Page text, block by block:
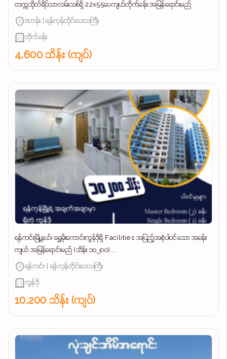
တက္ကသိုလ်ရိပ်သာလမ်းသစ်ရှိ 22x55ပေကျယ်တိုက်ခန်း အမြန်ရောင်းမည်
ဗဟန်း | ရန်ကုန်တိုင်းဒေသကြီး
တိုက်ခန်း
4,600 သိန်း (ကျပ်)
ရန်ကင်းမြို့နယ်၊ ရွှေမိုးကောင်းကွန်ဒိုရှိ Facilities အပြည့်အစုံပါဝင်သော အခန်း
ကျယ် အမြန်ရောင်းမည် (သိန်း ၁၀၂၀၀)...
ရန်ကင်း | ရန်ကုန်တိုင်းဒေသကြီး
ကွန်ဒို
10,200 သိန်း (ကျပ်)